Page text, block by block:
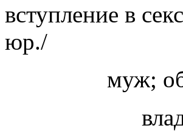
вступление в
юр./
муж;